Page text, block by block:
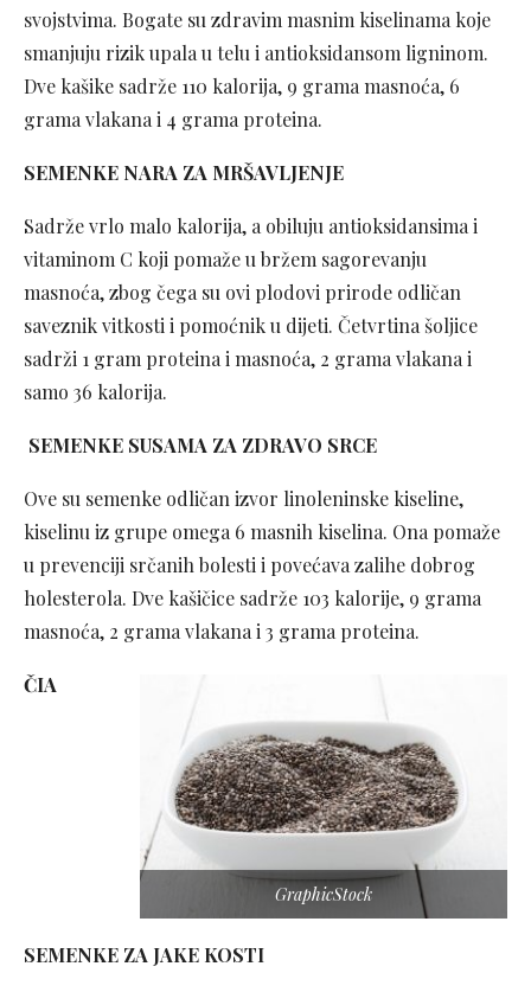
svojstvima. Bogate su zdravim masnim kiselinama koje
smanjuju rizik upala u telu i antioksidansom ligninom.
Dve kašike sadrže 110 kalorija, 9 grama masnoća, 6
grama vlakana i 4 grama proteina.
SEMENKE NARA ZA MRŠAVLJENJE
Sadrže vrlo malo kalorija, a obiluju antioksidansima i
vitaminom C koji pomaže u bržem sagorevanju
masnoća, zbog čega su ovi plodovi prirode odličan
saveznik vitkosti i pomoćnik u dijeti. Četvrtina šoljice
sadrži 1 gram proteina i masnoća, 2 grama vlakana i
samo 36 kalorija.
SEMENKE SUSAMA ZA ZDRAVO SRCE
Ove su semenke odličan izvor linoleninske kiseline,
kiselinu iz grupe omega 6 masnih kiselina. Ona pomaže
u prevenciji srčanih bolesti i povećava zalihe dobrog
holesterola. Dve kašičice sadrže 103 kalorije, 9 grama
masnoća, 2 grama vlakana i 3 grama proteina.
GraphicStock
ČIA
SEMENKE ZA JAKE KOSTI